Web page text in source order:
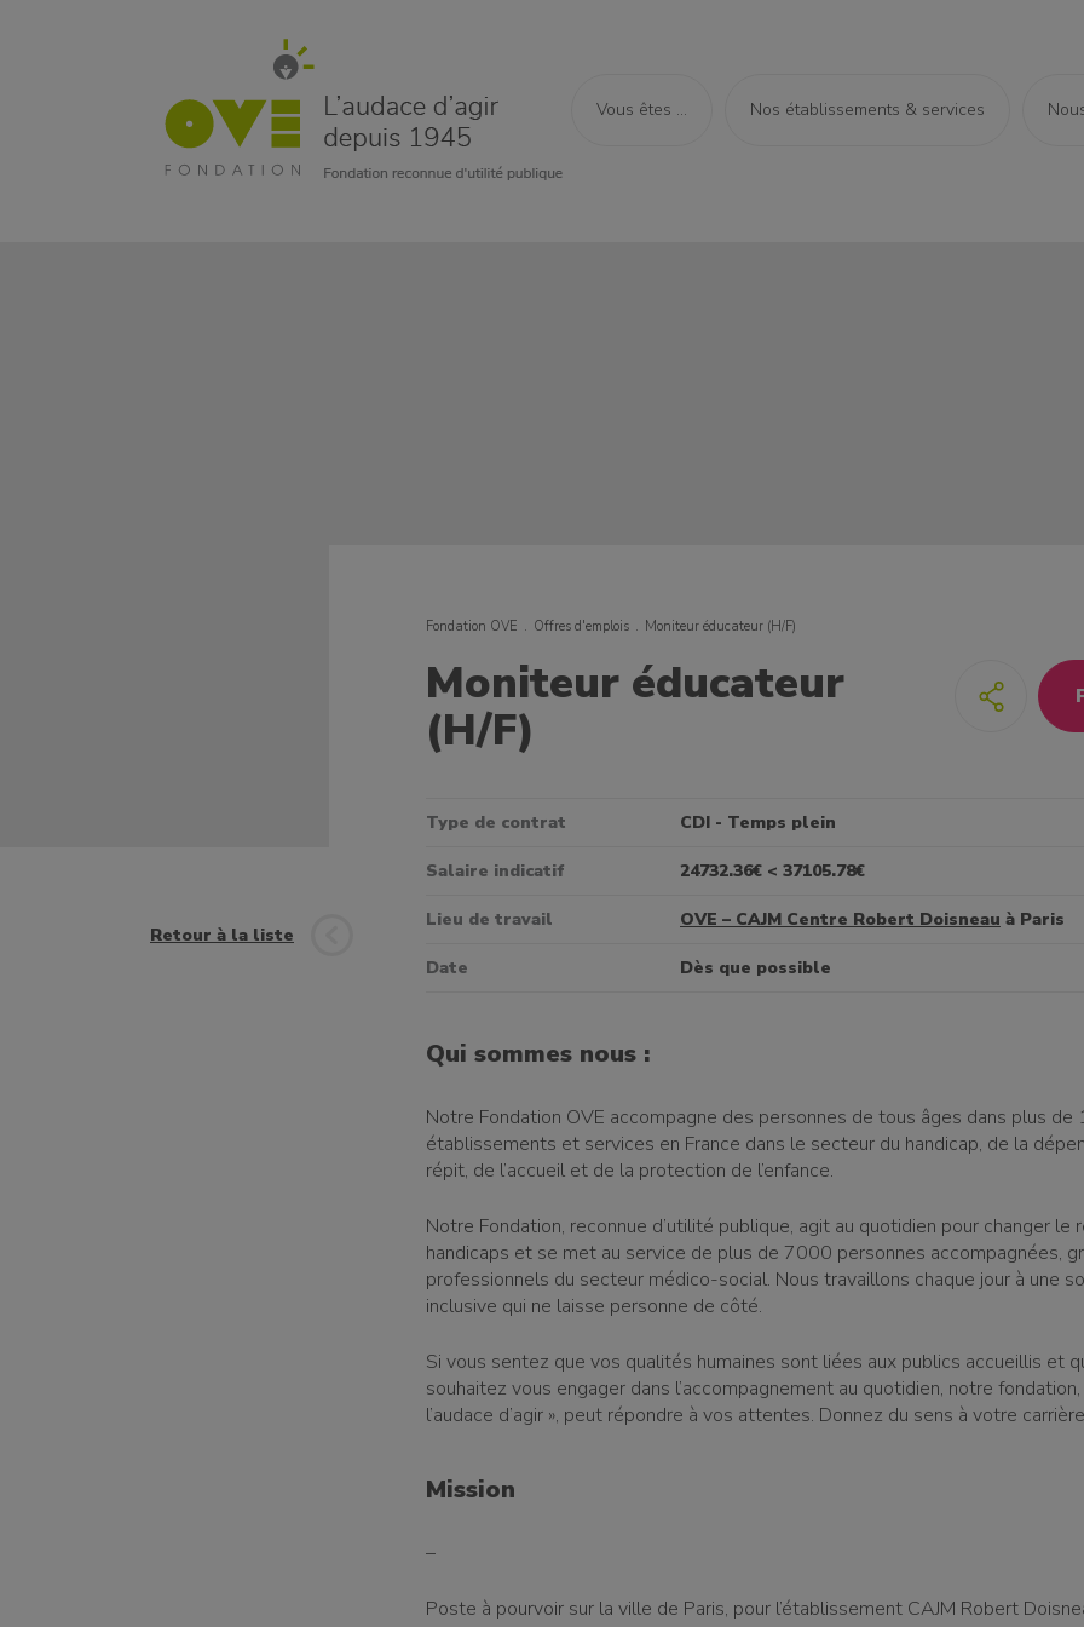
Vous êtes ... Nos établissements & services
Fondation OVE Offres d'emplois Moniteur éducateur (H/F)
Retour à la liste
Moniteur éducateur
(H/F)
Type de contrat CDI - Temps plein
Salaire indicatif 24732.36€ < 37105.78€
Lieu de travail OVE – CAJM Centre Robert Doisneau à Paris
Date Dès que possible
Qui sommes nous :
Notre Fondation OVE accompagne des personnes de tous âges dans plus de
établissements et services en France dans le secteur du handicap, de la
répit, de l’accueil et de la protection de l’enfance.
Notre Fondation, reconnue d’utilité publique, agit au quotidien pour changer le
handicaps et se met au service de plus de 7000 personnes accompagnées,
professionnels du secteur médico-social. Nous travaillons chaque jour à une
inclusive qui ne laisse personne de côté.
Si vous sentez que vos qualités humaines sont liées aux publics accueillis et
souhaitez vous engager dans l’accompagnement au quotidien, notre fondation,
l’audace d’agir », peut répondre à vos attentes. Donnez du sens à votre
Mission
–
Poste à pourvoir sur la ville de Paris, pour l’établissement CAJM Robert